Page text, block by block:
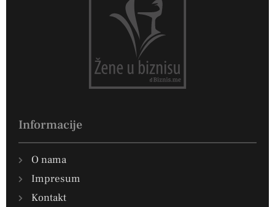
Informacije
O nama
Impresum
Kontakt